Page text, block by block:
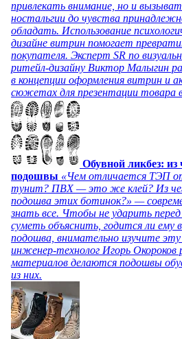
привлекать внимание, но и
ностальгии до чувства
обладать. Использование
дизайне витрин помогает
покупателя. Эксперт SR по
ритейл-дизайну Виктор Малыгин
в концепции оформления витрин и
сюжетах для презентации товара
Обувной ликбез: из
подошвы «Чем отличается ТЭП
тунит? ПВХ — это же клей? Из
подошва этих ботинок?» —
знать все. Чтобы не ударить перед
суметь объяснить, годится ли ему
подошва, внимательно изучите
инженер-технолог Игорь Окороков
материалов делаются подошвы
из них.